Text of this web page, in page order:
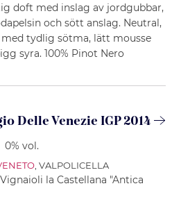
doft med inslag av jordgubbar,
och sött anslag. Neutral,
tydlig sötma, lätt mousse
syra. 100% Pinot Nero
Delle Venezie IGP 2014
0% vol.
, VALPOLICELLA
Vignaioli la Castellana "Antica